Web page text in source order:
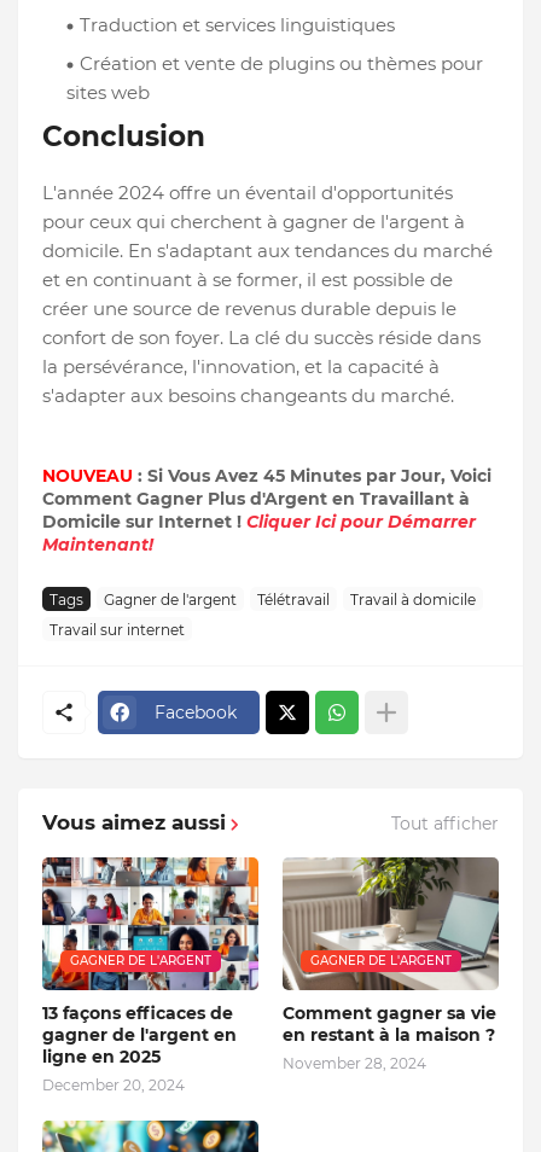
Traduction et services linguistiques
Création et vente de plugins ou thèmes pour
sites web
Conclusion
L'année 2024 offre un éventail d'opportunités
pour ceux qui cherchent à gagner de l'argent à
domicile. En s'adaptant aux tendances du marché
et en continuant à se former, il est possible de
créer une source de revenus durable depuis le
confort de son foyer. La clé du succès réside dans
la persévérance, l'innovation, et la capacité à
s'adapter aux besoins changeants du marché.
NOUVEAU : Si Vous Avez 45 Minutes par Jour, Voici
Comment Gagner Plus d'Argent en Travaillant à
Domicile sur Internet ! Cliquer Ici pour Démarrer
Maintenant!
Tags Gagner de l'argent Télétravail
Travail à domicile
Travail sur internet
Facebook
Vous aimez aussi Tout afficher
GAGNER DE L'ARGENT
13 façons efficaces de
gagner de l'argent en
ligne en 2025
December 20, 2024
GAGNER DE L'ARGENT
Comment gagner sa vie
en restant à la maison ?
November 28, 2024